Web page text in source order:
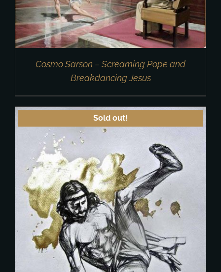
Cosmo Sarson – Screaming Pope and
Breakdancing Jesus
Sold out!